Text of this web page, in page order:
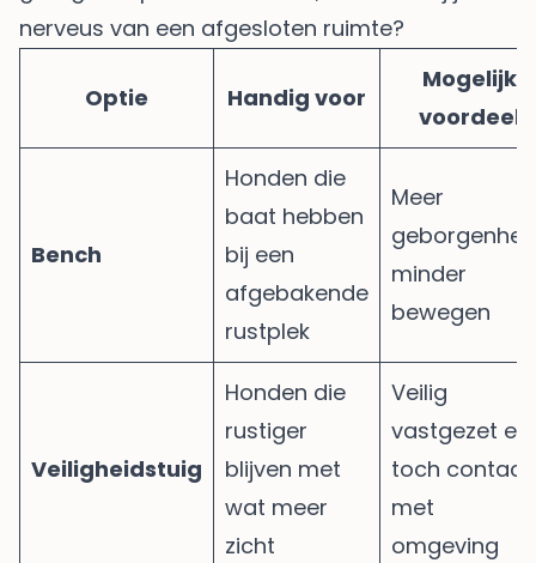
nerveus van een afgesloten ruimte?
Optie Handig voor
Mogelijk
voordeel
Bench
Honden die
baat hebben
bij een
afgebakende
rustplek
Meer
minder
bewegen
Veiligheidstuig
Honden die
rustiger
blijven met
wat meer
zicht
Veilig
vastgezet en
toch contact
met
omgeving